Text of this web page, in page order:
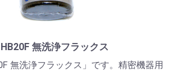
無洗浄フラックス
無洗浄フラックス」です。精密機器用